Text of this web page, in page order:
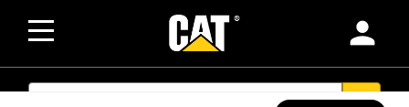
person
SEARCH search